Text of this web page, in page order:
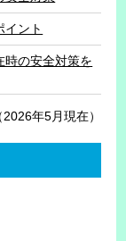
イント
時の安全対策を
2026年5月現在）